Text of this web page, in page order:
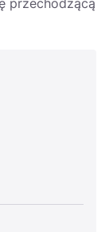
przechodzącą